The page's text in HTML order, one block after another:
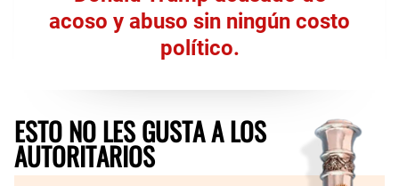
acoso y abuso sin ningún costo
político.
ESTO NO LES GUSTA A LOS
AUTORITARIOS